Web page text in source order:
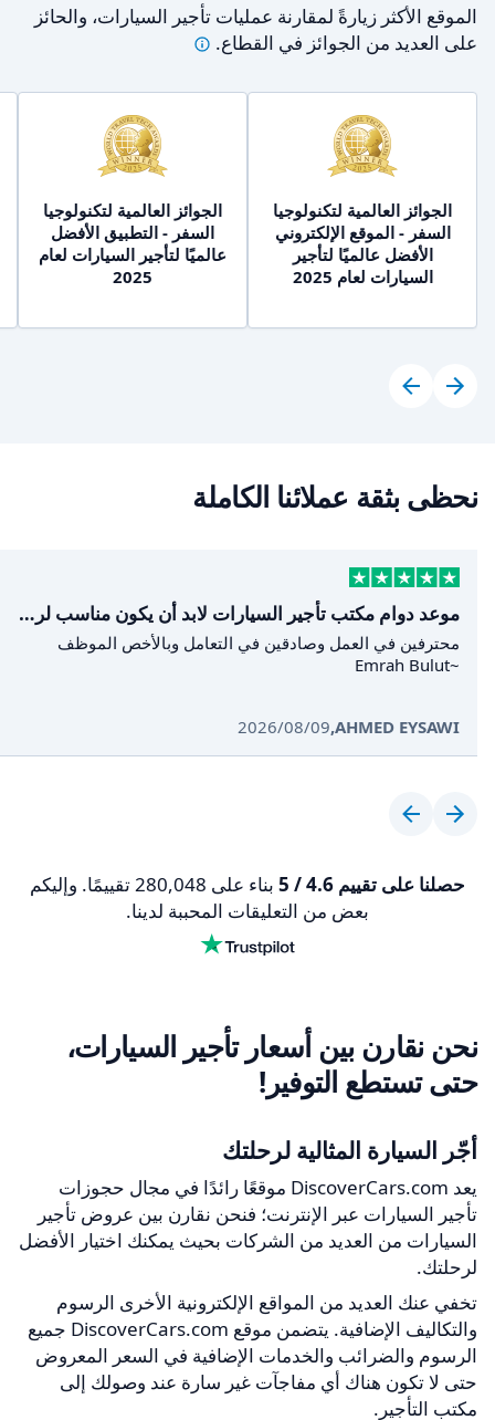
الموقع الأكثر زيارةً لمقارنة عمليات تأجير السيارات، والحائز
على العديد من الجوائز في القطاع.
الجوائز العالمية لتكنولوجيا
السفر - الموقع الإلكتروني
الأفضل عالميًا لتأجير
السيارات لعام 2025
الجوائز العالمية لتكنولوجيا
السفر - التطبيق الأفضل
عالميًا لتأجير السيارات لعام
2025
نحظى بثقة عملائنا الكاملة
موعد دوام مكتب تأجير السيارات لابد أن يكون مناسب لرحلة الوصول
محترفين في العمل وصادقين في التعامل وبالأخص الموظف
~Emrah Bulut
AHMED EYSAWI
,
09‏/08‏/2026
حصلنا على تقييم 4.6 / 5
بناء على 280,048 تقييمًا. وإليكم
بعض من التعليقات المحببة لدينا.
نحن نقارن بين أسعار تأجير السيارات،
حتى تستطع التوفير!
أجّر السيارة المثالية لرحلتك
يعد DiscoverCars.com موقعًا رائدًا في مجال حجوزات
تأجير السيارات عبر الإنترنت؛ فنحن نقارن بين عروض تأجير
السيارات من العديد من الشركات بحيث يمكنك اختيار الأفضل
لرحلتك.
تخفي عنك العديد من المواقع الإلكترونية الأخرى الرسوم
والتكاليف الإضافية. يتضمن موقع DiscoverCars.com جميع
الرسوم والضرائب والخدمات الإضافية في السعر المعروض
حتى لا تكون هناك أي مفاجآت غير سارة عند وصولك إلى
مكتب التأجير.